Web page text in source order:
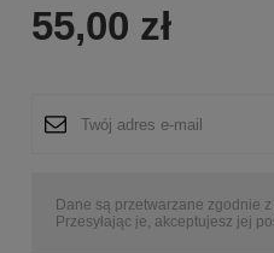
55,00 zł
Dane są przetwarzane zgodnie z
Przesyłając je, akceptujesz jej